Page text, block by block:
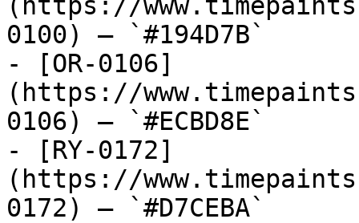
0100) — `#194D7B`
- [OR-0106]
(https://
0106) — `#ECBD8E`
- [RY-0172]
(https://
0172) — `#D7CEBA`